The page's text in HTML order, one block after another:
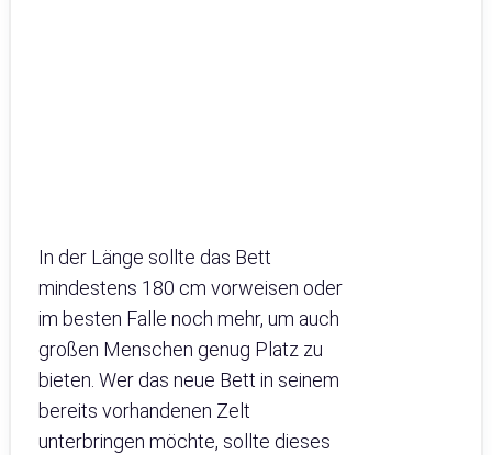
In der Länge sollte das Bett
mindestens 180 cm vorweisen oder
im besten Falle noch mehr, um auch
großen Menschen genug Platz zu
bieten. Wer das neue Bett in seinem
bereits vorhandenen Zelt
unterbringen möchte, sollte dieses